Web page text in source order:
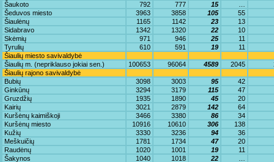
Šaukoto
792 777 15
Šeduvos miesto
3963 3858 105
55
Šiaulėnų
1165 1142 23
13
Sidabravo
1342 1320 22
10
Skėmių
971 946 25
11
Tyrulių
610 591 19
11
Šiaulių miesto savivaldybė
Šiaulių m. (nepriklauso jokiai sen.)
100653 96064 4589 2045
Šiaulių rajono savivaldybė
Bubių
3098 3003 95
42
Ginkūnų
3294 3179 115
47
Gruzdžių
1935 1890 45
20
Kairių
3021 2879 142
64
Kuršėnų kaimiškoji
3466 3380 86
34
Kuršėnų miesto
10916 10610 306
138
Kužių
3330 3236 94
36
Meškuičių
1781 1734 47
20
Raudėnų
1020 1001 19
11
Šakynos
1040 1018 22